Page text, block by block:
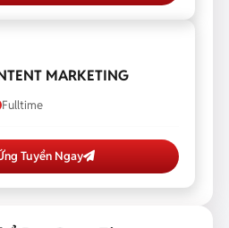
MARKETING
Fulltime
Tuyển Ngay